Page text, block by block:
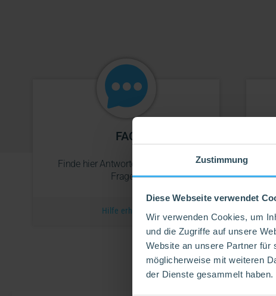
Zustimmung
Diese Webseite verwendet
Wir verwenden Cookies, um
und die Zugriffe auf unsere
Website an unsere Partner für
möglicherweise mit weiteren
der Dienste gesammelt haben.
FAQ
Finde hier Antworten zu all deinen
Fragen.
Hilfe erhalten